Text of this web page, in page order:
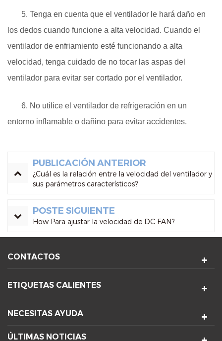
5. Tenga en cuenta que el ventilador le hará daño en
los dedos cuando funcione a alta velocidad. Cuando el
ventilador de enfriamiento esté funcionando a alta
velocidad, tenga cuidado de no tocar las aspas del
ventilador para evitar ser cortado por el ventilador.
6. No utilice el ventilador de refrigeración en un
entorno inflamable o dañino para evitar accidentes.
PUBLICACIÓN ANTERIOR
¿Cuál es la relación entre la velocidad del ventilador y
sus parámetros característicos?
POSTE SIGUIENTE
How Para ajustar la velocidad de DC FAN?
CONTACTOS
ETIQUETAS CALIENTES
NECESITAS AYUDA
ÚLTIMAS NOTICIAS